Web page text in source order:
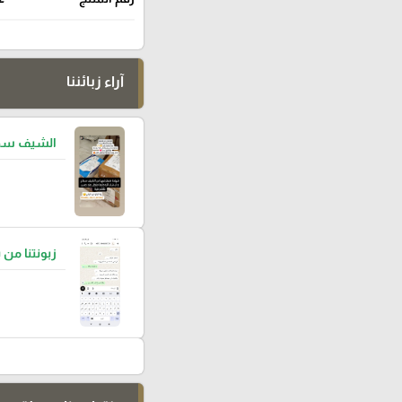
آراء زبائننا
الشيف
زبونتنا